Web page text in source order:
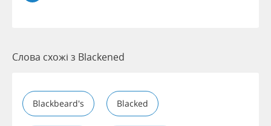
Слова схожі з Blackened
Blackbeard's Blacked